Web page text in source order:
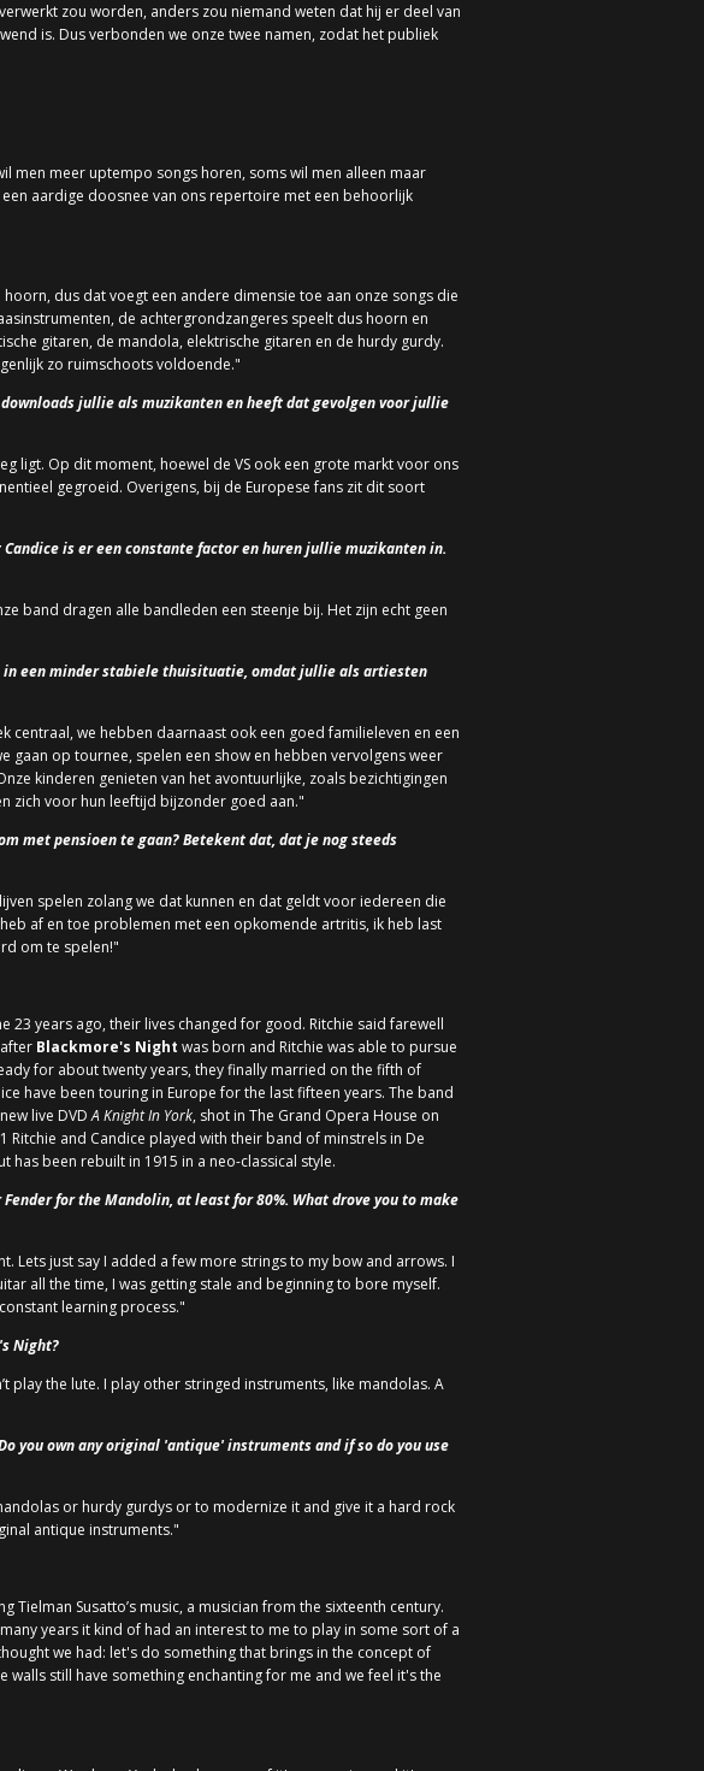
zou worden, anders zou niemand weten dat hij er deel van
is. Dus verbonden we onze twee namen, zodat het publiek
men meer uptempo songs horen, soms wil men alleen maar
aardige doosnee van ons repertoire met een behoorlijk
dus dat voegt een andere dimensie toe aan onze songs die
de achtergrondzangeres speelt dus hoorn en
gitaren, de mandola, elektrische gitaren en de hurdy gurdy.
zo ruimschoots voldoende."
jullie als muzikanten en heeft dat gevolgen voor jullie
ligt. Op dit moment, hoewel de VS ook een grote markt voor ons
gegroeid. Overigens, bij de Europese fans zit dit soort
is er een constante factor en huren jullie muzikanten in.
band dragen alle bandleden een steenje bij. Het zijn echt geen
in een minder stabiele thuisituatie, omdat jullie als artiesten
centraal, we hebben daarnaast ook een goed familieleven en een
gaan op tournee, spelen een show en hebben vervolgens weer
kinderen genieten van het avontuurlijke, zoals bezichtigingen
zich voor hun leeftijd bijzonder goed aan."
met pensioen te gaan? Betekent dat, dat je nog steeds
spelen zolang we dat kunnen en dat geldt voor iedereen die
af en toe problemen met een opkomende artritis, ik heb last
om te spelen!"
23 years ago, their lives changed for good. Ritchie said farewell
Blackmore's Night was born and Ritchie was able to pursue
for about twenty years, they finally married on the fifth of
have been touring in Europe for the last fifteen years. The band
live DVDA Knight In York, shot in The Grand Opera House on
and Candice played with their band of minstrels in De
has been rebuilt in 1915 in a neo-classical style.
for the Mandolin, at least for 80%. What drove you to make
Lets just say I added a few more strings to my bow and arrows. I
all the time, I was getting stale and beginning to bore myself.
learning process."
Night?
play the lute. I play other stringed instruments, like mandolas. A
you own any original 'antique' instruments and if so do you use
or hurdy gurdys or to modernize it and give it a hard rock
antique instruments."
Tielman Susatto’s music, a musician from the sixteenth century.
years it kind of had an interest to me to play in some sort of a
we had: let's do something that brings in the concept of
still have something enchanting for me and we feel it's the